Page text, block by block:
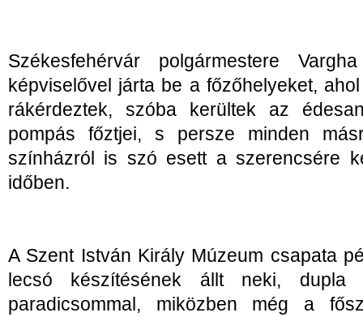
Székesfehérvár polgármestere
képviselővel járta be a főzőhelyeket,
rákérdeztek, szóba kerültek az
pompás főztjei, s persze minden
színházról is szó esett a szerencsére
időben.
A Szent István Király Múzeum csapata
lecsó készítésének állt neki, dupla
paradicsommal, miközben még a